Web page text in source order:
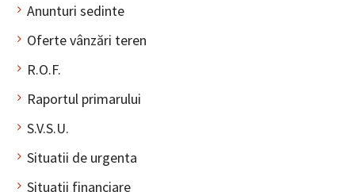
Anunturi sedinte
Oferte vânzări teren
R.O.F.
Raportul primarului
S.V.S.U.
Situatii de urgenta
Situatii financiare